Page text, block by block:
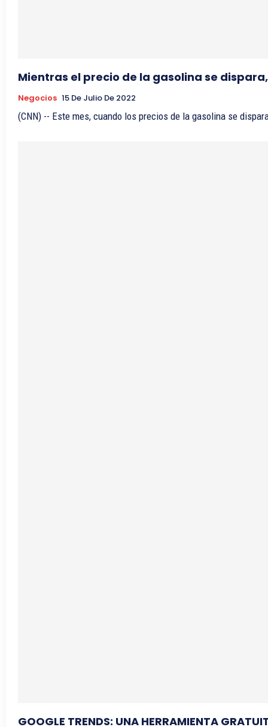
Mientras el precio de la gasolina se
Negocios 15 De Julio De 2022
(CNN) -- Este mes, cuando los precios de la gasolina se
GOOGLE TRENDS: UNA HERRAMIENTA